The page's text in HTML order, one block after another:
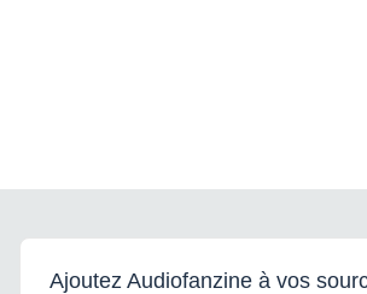
Ajoutez Audiofanzine à vos